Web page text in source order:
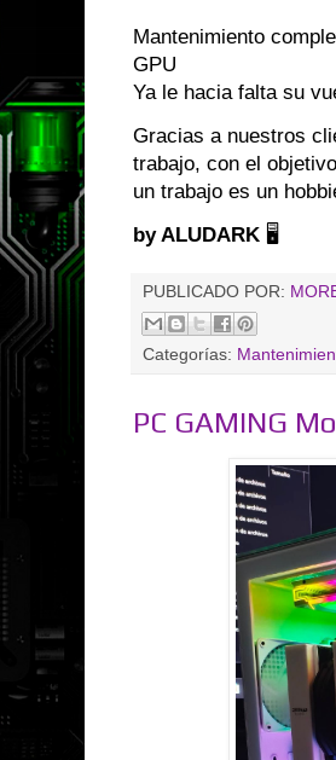
Mantenimiento
GPU
Ya le hacia falta su
Gracias a nuestros
trabajo, con el
un trabajo es un
by ALUDARK 🖥️
PUBLICADO POR:
Categorías:
PC GAMING